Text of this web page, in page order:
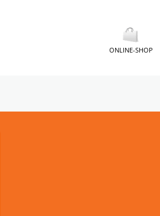
ONLINE-SHOP